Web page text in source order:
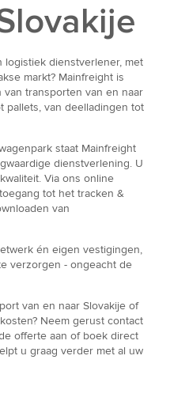
dienstverlener, met
markt? Mainfreight is
transporten van en naar
pallets, van deelladingen tot
staat Mainfreight
dienstverlening. U
Via ons online
tot het tracken &
van
én eigen vestigingen,
verzorgen - ongeacht de
van en naar Slovakije of
Neem gerust contact
offerte aan of boek direct
u graag verder met al uw